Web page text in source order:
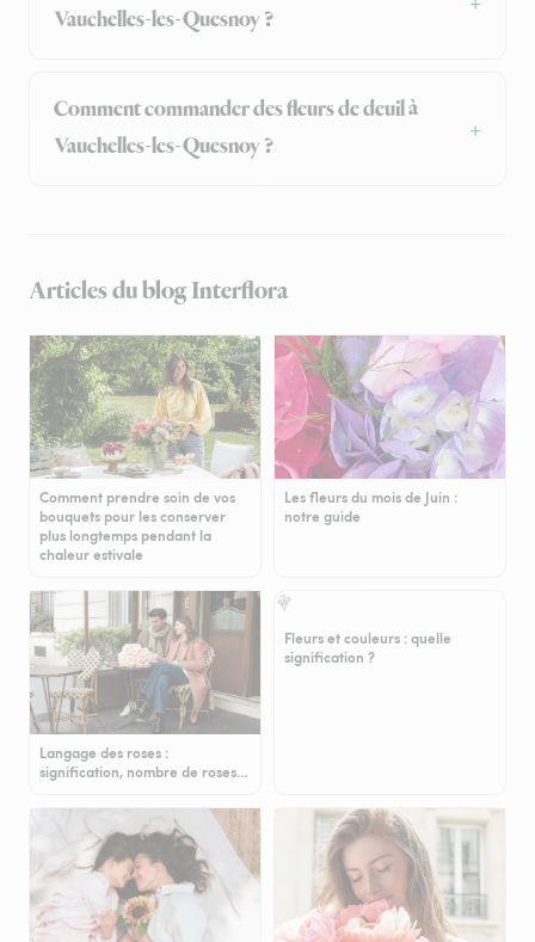
Vauchelles-les-Quesnoy ?
Comment commander des fleurs de deuil à
Vauchelles-les-Quesnoy ?
Articles du blog Interflora
Comment prendre soin de vos
bouquets pour les conserver
plus longtemps pendant la
chaleur estivale
Les fleurs du mois de Juin :
notre guide
Langage des roses :
signification, nombre de roses…
Fleurs et couleurs : quelle
signification ?